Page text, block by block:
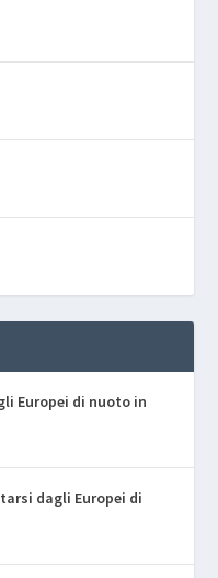
Europei di nuoto in
dagli Europei di